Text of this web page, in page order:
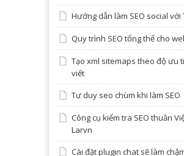
Hướng dẫn làm SEO social với
Quy trình SEO tổng thể cho
Tạo xml sitemaps theo độ ưu
viết
Tư duy seo chùm khi làm SEO
Công cụ kiểm tra SEO thuần
Larvn
Cài đặt plugin chat sẽ làm